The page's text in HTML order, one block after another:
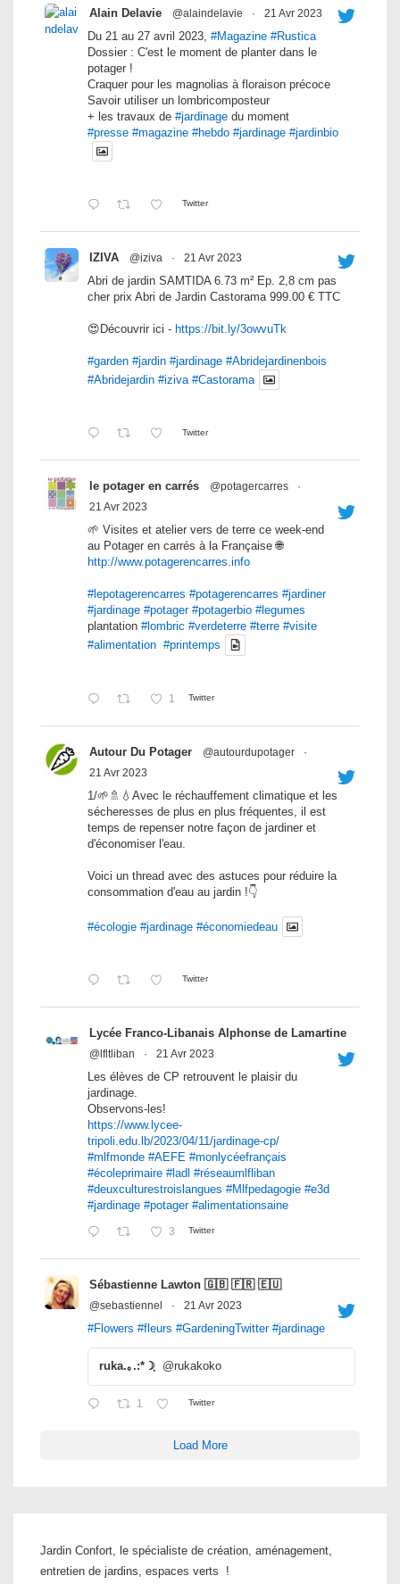
Alain Delavie @alaindelavie · 21 Avr 2023
Du 21 au 27 avril 2023, #Magazine #Rustica
Dossier : C'est le moment de planter dans le
potager !
Craquer pour les magnolias à floraison précoce
Savoir utiliser un lombricomposteur
+ les travaux de #jardinage du moment
#presse #magazine #hebdo #jardinage #jardinbio
Twitter
IZIVA @iziva · 21 Avr 2023
Abri de jardin SAMTIDA 6.73 m² Ep. 2,8 cm pas
cher prix Abri de Jardin Castorama 999.00 € TTC
😍Découvrir ici - https://bit.ly/3owvuTk
#garden #jardin #jardinage #Abridejardinenbois
#Abridejardin #iziva #Castorama
Twitter
le potager en carrés @potagercarres
·
21 Avr 2023
🌱 Visites et atelier vers de terre ce week-end
au Potager en carrés à la Française 🌐
http://www.potagerencarres.info
#lepotagerencarres #potagerencarres #jardiner
#jardinage #potager #potagerbio #legumes
plantation #lombric #verdeterre #terre #visite
#alimentation #printemps
1 Twitter
Autour Du Potager @autourdupotager
·
21 Avr 2023
1/🌱🚿💧Avec le réchauffement climatique et les
sécheresses de plus en plus fréquentes, il est
temps de repenser notre façon de jardiner et
d'économiser l'eau.
Voici un thread avec des astuces pour réduire la
consommation d'eau au jardin !👇
#écologie #jardinage #économiedeau
Twitter
Lycée Franco-Libanais Alphonse de Lamartine
@lfltliban · 21 Avr 2023
Les élèves de CP retrouvent le plaisir du
jardinage.
Observons-les!
https://www.lycee-
tripoli.edu.lb/2023/04/11/jardinage-cp/
#mlfmonde #AEFE #monlycéefrançais
#écoleprimaire #ladl #réseaumlfliban
#deuxculturestroislangues #Mlfpedagogie #e3d
#jardinage #potager #alimentationsaine
3 Twitter
Sébastienne Lawton 🇬🇧 🇫🇷 🇪🇺
@sebastiennel · 21 Avr 2023
#Flowers #fleurs #GardeningTwitter #jardinage
ruka.｡.:*☽ฺ @rukakoko
1 Twitter
Load More
Jardin Confort, le spécialiste de création, aménagement,
entretien de jardins, espaces verts !